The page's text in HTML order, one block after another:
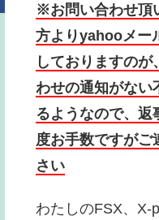
※お問い合わせ頂
方よりyahooメー
しておりますの
わせの通知がない
るようなので、返
度お手数ですがご
さい
わたしのFSX、X-